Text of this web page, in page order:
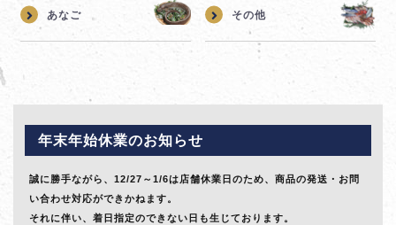
あなご その他
年末年始休業のお知らせ
誠に勝手ながら、12/27～1/6は店舗休業日のため、商品の発送・お問
い合わせ対応ができかねます。
それに伴い、着日指定のできない日も生じております。